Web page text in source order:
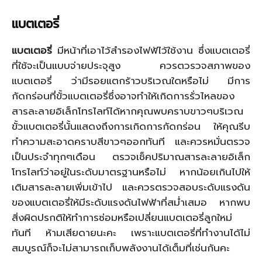
แบตเตอรี่
แบตเตอรี่ มีหน้าที่เอาไว้สำรองไฟฟ้ไว้ใช้งาน ซึ่งแบตเตอรี่
ที่ใช้จะเป็นแบบจ่ายประจุสูง ควรตวรวจสภาพของ
แบตเตอรี่ ว่ามีรอยแตกร้าวบริเวณใดหรือไม่ มีการ
กัดกร่อนที่ขั้วแบตเตอรี่ซึ่งอาจทำให้เกิดการรั่วไหลของ
สารละลายอิเล็กโทรไลท์ได้หากคุณพบคราบขาวๆบริเวณ
ขั้วแบตเตอรี่นั้นแสดงถึงการเกิดการกัดกร่อน ให้คุณรีบ
ทำความสะอาดคราบสีขาวๆออกทันที และควรหมั่นตรวจ
เป็นประจำทุกๆเดือน ตรวจเช็คปริมาณสารละลายอิเล็ก
โทรไลท์ว่าอยู่ในระดับมาตรฐานหรือไม่ หากน้อยเกินไปให้
เติมสารละลายเพิ่มเข้าไป และควรตรวจสอบระดับแรงดัน
ของแบตเตอรี่ให้มีระดับแรงดันไฟฟ้าที่สม่ำเสมอ หากพบ
สิ่งผิดปรกติให้ทำการซ่อมหรือเปลี่ยนแบตเตอรี่ลูกใหม่
ทันที ห้ามเสียดายนะคะ เพราะแบตเตอรี่ที่ทำงานได้ไม่
สมบูรณ์ก็จะไม่สามารถเก็บพลังงานได้เต็มที่เช่นกันคะ